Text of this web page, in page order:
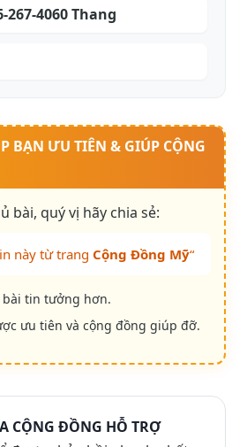
267-4060 Thang
BẠN ƯU TIÊN & GIÚP CỘNG
bài, quý vị hãy chia sẻ:
này từ trang Cộng Đồng Mỹ“
bài tin tưởng hơn.
ưu tiên và cộng đồng giúp đỡ.
CỘNG ĐỒNG HỖ TRỢ